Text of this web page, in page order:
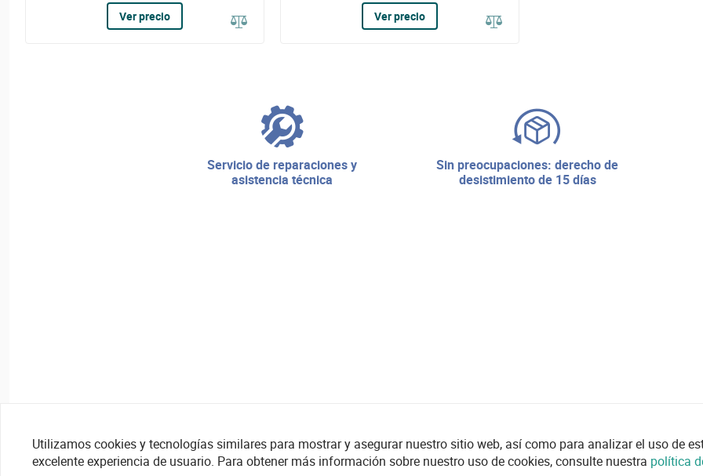
Ver precio Ver precio
servicio de reparaciones y
asistencia técnica
sin preocupaciones: derecho de
desistimiento de 15 días
Utilizamos cookies y tecnologías similares para mostrar y asegurar nuestro sitio web, así como para analizar el uso de
excelente experiencia de usuario. Para obtener más información sobre nuestro uso de cookies, consulte nuestra política